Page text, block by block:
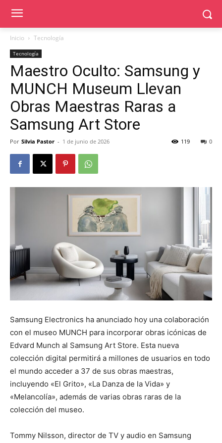
Inicio Tecnología
Tecnología
Maestro Oculto: Samsung y
MUNCH Museum Llevan
Obras Maestras Raras a
Samsung Art Store
Por Silvia Pastor - 1 de junio de 2026 0
119
Samsung Electronics ha anunciado hoy una colaboración
con el museo MUNCH para incorporar obras icónicas de
Edvard Munch al Samsung Art Store. Esta nueva
colección digital permitirá a millones de usuarios en todo
el mundo acceder a 37 de sus obras maestras,
incluyendo «El Grito», «La Danza de la Vida» y
«Melancolía», además de varias obras raras de la
colección del museo.
Tommy Nilsson, director de TV y audio en Samsung